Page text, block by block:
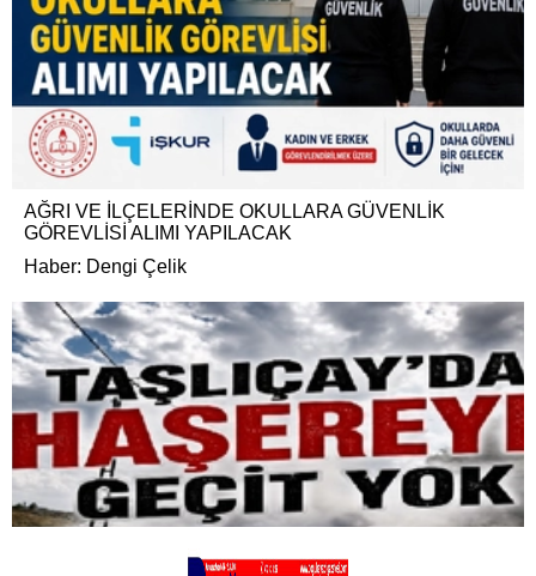
AĞRI VE İLÇELERİNDE OKULLARA GÜVENLİK
GÖREVLİSİ ALIMI YAPILACAK
Haber: Dengi Çelik